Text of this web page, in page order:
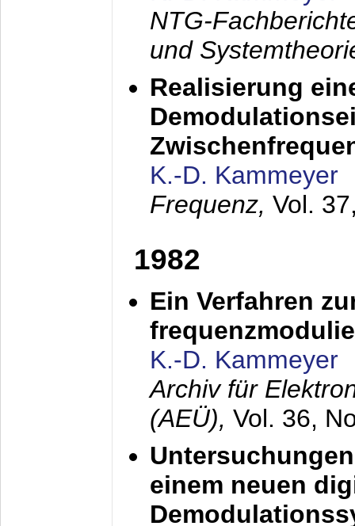
NTG-
und
Realisierung
K.-D. Kammeyer
Frequenz, Vol.
1982
Ein Verfahren
K.-D. Kammeyer
Archiv für
(AEÜ), Vol. 36,
einem neuen